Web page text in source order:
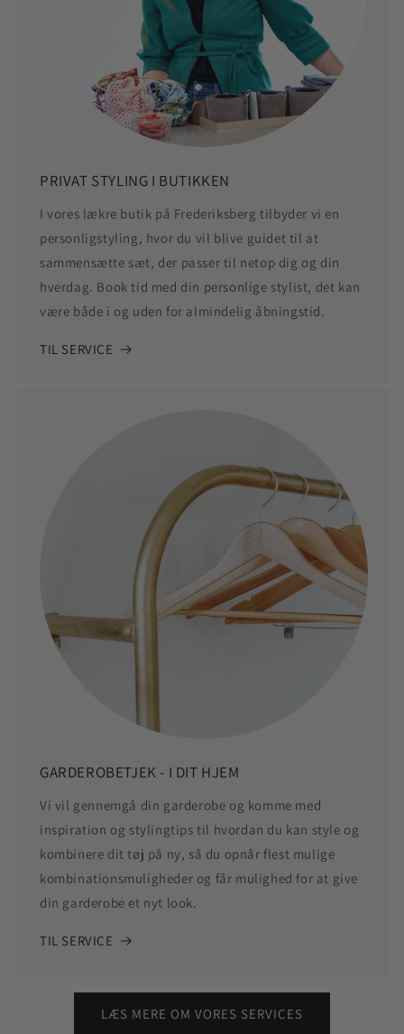
PRIVAT STYLING I BUTIKKEN
I vores lækre butik på Frederiksberg tilbyder vi en
personligstyling, hvor du vil blive guidet til at
sammensætte sæt, der passer til netop dig og din
hverdag. Book tid med din personlige stylist, det kan
være både i og uden for almindelig åbningstid.
TIL SERVICE
GARDEROBETJEK - I DIT HJEM
Vi vil gennemgå din garderobe og komme med
inspiration og stylingtips til hvordan du kan style og
kombinere dit tøj på ny, så du opnår flest mulige
kombinationsmuligheder og får mulighed for at give
din garderobe et nyt look.
TIL SERVICE
LÆS MERE OM VORES SERVICES